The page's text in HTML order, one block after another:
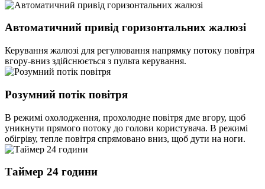
Автоматичний привід горизонтальних жалюзі
Керування жалюзі для регулювання напрямку потоку повітря
вгору-вниз здійснюється з пульта керування.
Розумний потік повітря
В режимі охолодження, прохолодне повітря дме вгору, щоб
уникнути прямого потоку до голови користувача. В режимі
обігріву, тепле повітря спрямовано вниз, щоб дути на ноги.
Таймер 24 години